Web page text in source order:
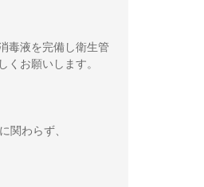
毒液を完備し衛生管
お願いします。
に関わらず、